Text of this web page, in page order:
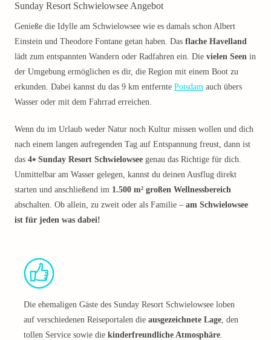
Sunday Resort Schwielowsee Angebot
Genieße die Idylle am Schwielowsee wie es damals schon Albert
Einstein und Theodore Fontane getan haben. Das flache Havelland
lädt zum entspannten Wandern oder Radfahren ein. Die vielen Seen in
der Umgebung ermöglichen es dir, die Region mit einem Boot zu
erkunden. Dabei kannst du das 9 km entfernte Potsdam auch übers
Wasser oder mit dem Fahrrad erreichen.
Wenn du im Urlaub weder Natur noch Kultur missen wollen und dich
nach einem langen aufregenden Tag auf Entspannung freust, dann ist
das 4⭑ Sunday Resort Schwielowsee genau das Richtige für dich.
Unmittelbar am Wasser gelegen, kannst du deinen Ausflug direkt
starten und anschließend im 1.500 m² großen Wellnessbereich
abschalten. Ob allein, zu zweit oder als Familie – am Schwielowsee
ist für jeden was dabei!
Die ehemaligen Gäste des Sunday Resort Schwielowsee loben
auf verschiedenen Reiseportalen die ausgezeichnete Lage, den
tollen Service sowie die kinderfreundliche Atmosphäre.